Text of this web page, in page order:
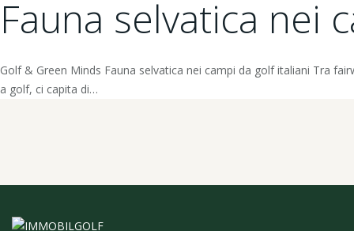
Fauna selvatica nei
Golf & Green Minds Fauna selvatica nei campi da golf italiani Tra
a golf, ci capita di…